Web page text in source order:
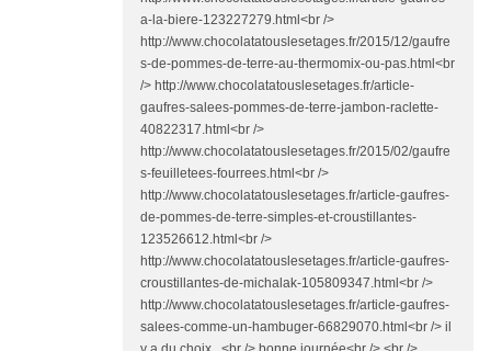
a-la-biere-123227279.html<br />
http://www.chocolatatouslesetages.fr/2015/12/gaufre
s-de-pommes-de-terre-au-thermomix-ou-pas.html<br
/> http://www.chocolatatouslesetages.fr/article-
gaufres-salees-pommes-de-terre-jambon-raclette-
40822317.html<br />
http://www.chocolatatouslesetages.fr/2015/02/gaufre
s-feuilletees-fourrees.html<br />
http://www.chocolatatouslesetages.fr/article-gaufres-
de-pommes-de-terre-simples-et-croustillantes-
123526612.html<br />
http://www.chocolatatouslesetages.fr/article-gaufres-
croustillantes-de-michalak-105809347.html<br />
http://www.chocolatatouslesetages.fr/article-gaufres-
salees-comme-un-hambuger-66829070.html<br /> il